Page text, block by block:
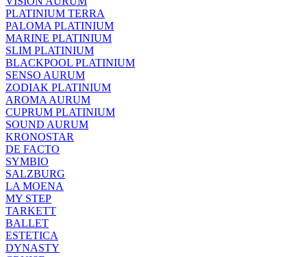
PLATINIUM TERRA
PALOMA PLATINIUM
MARINE PLATINIUM
SLIM PLATINIUM
BLACKPOOL PLATINIUM
SENSO AURUM
ZODIAK PLATINIUM
AROMA AURUM
CUPRUM PLATINIUM
SOUND AURUM
KRONOSTAR
DE FACTO
SYMBIO
SALZBURG
LA MOENA
MY STEP
TARKETT
BALLET
ESTETICA
DYNASTY